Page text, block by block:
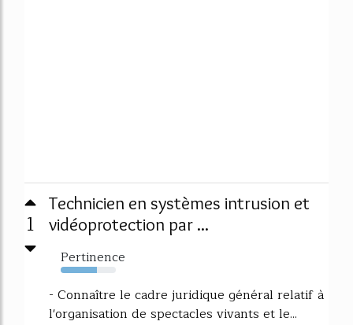
1
Technicien en systèmes intrusion et
vidéoprotection par ...
Pertinence
66%
- Connaître le cadre juridique général relatif à
l'organisation de spectacles vivants et le...